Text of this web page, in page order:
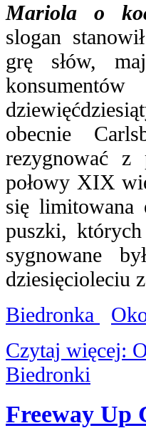
Mariola o
slogan
grę słów,
obecnie
rezygnować z
połowy XIX
się
puszki,
sygnowane
dziesięcioleciu
Biedronka
Czytaj więcej:
Biedronki
Freeway Up